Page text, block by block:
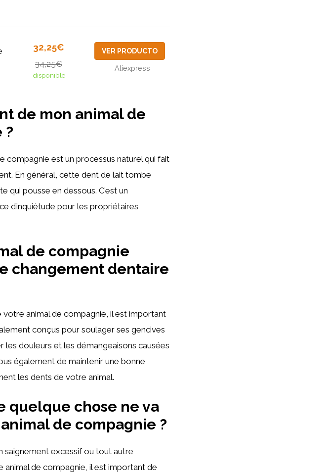
32,25€
34,25€
disponible
VER PRODUCTO
Aliexpress
de mon animal de
?
compagnie est un processus naturel qui fait
En général, cette dent de lait tombe
qui pousse en dessous. C’est un
d’inquiétude pour les propriétaires
de compagnie
changement dentaire
animal de compagnie, il est important
conçus pour soulager ses gencives
les douleurs et les démangeaisons causées
également de maintenir une bonne
les dents de votre animal.
quelque chose ne va
de compagnie ?
saignement excessif ou tout autre
de compagnie, il est important de